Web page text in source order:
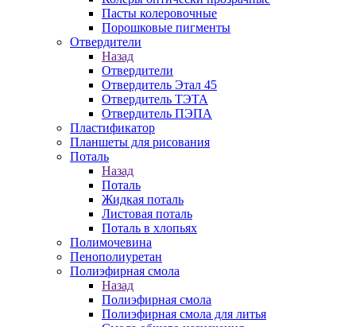
Пасты колеровочные
Порошковые пигменты
Отвердители
Назад
Отвердители
Отвердитель Этал 45
Отвердитель ТЭТА
Отвердитель ПЭПА
Пластификатор
Планшеты для рисования
Поталь
Назад
Поталь
Жидкая поталь
Листовая поталь
Поталь в хлопьях
Полимочевина
Пенополиуретан
Полиэфирная смола
Назад
Полиэфирная смола
Полиэфирная смола для литья